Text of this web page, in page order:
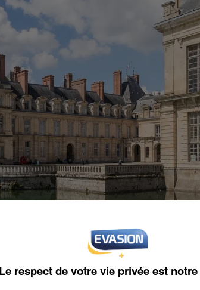
Le respect de votre vie privée est